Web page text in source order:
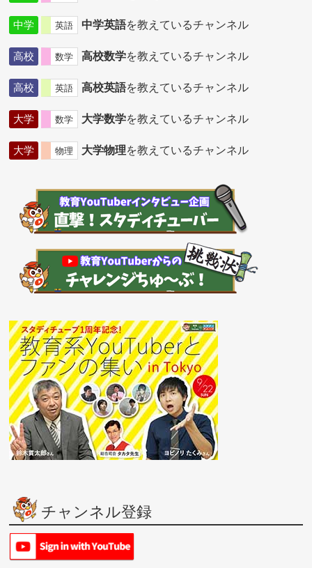
中学 英語 中学英語を教えているチャンネル
高校 数学 高校数学を教えているチャンネル
高校 英語 高校英語を教えているチャンネル
大学 数学 大学数学を教えているチャンネル
大学 物理 大学物理を教えているチャンネル
チャンネル登録